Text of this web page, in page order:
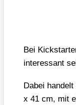
Bei
inter­es­sant
Dabei
x 41 cm, mit